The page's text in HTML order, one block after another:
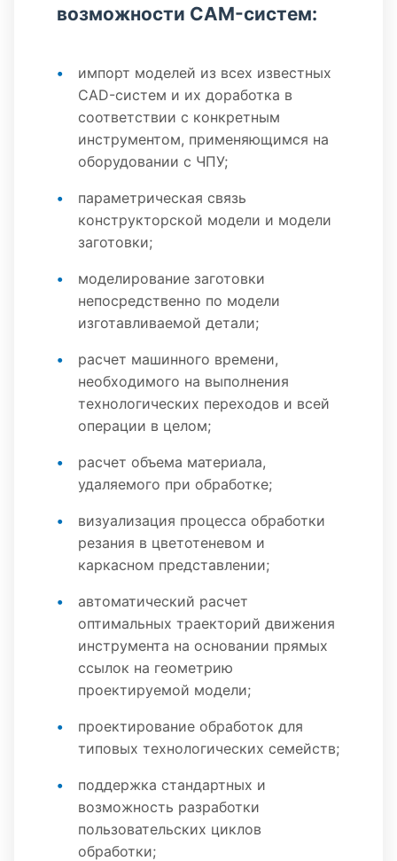
возможности CAM-систем:
импорт моделей из всех известных
CAD-систем и их доработка в
соответствии с конкретным
инструментом, применяющимся на
оборудовании с ЧПУ;
параметрическая связь
конструкторской модели и модели
заготовки;
моделирование заготовки
непосредственно по модели
изготавливаемой детали;
расчет машинного времени,
необходимого на выполнения
технологических переходов и всей
операции в целом;
расчет объема материала,
удаляемого при обработке;
визуализация процесса обработки
резания в цветотеневом и
каркасном представлении;
автоматический расчет
оптимальных траекторий движения
инструмента на основании прямых
ссылок на геометрию
проектируемой модели;
проектирование обработок для
типовых технологических семейств;
поддержка стандартных и
возможность разработки
пользовательских циклов
обработки;